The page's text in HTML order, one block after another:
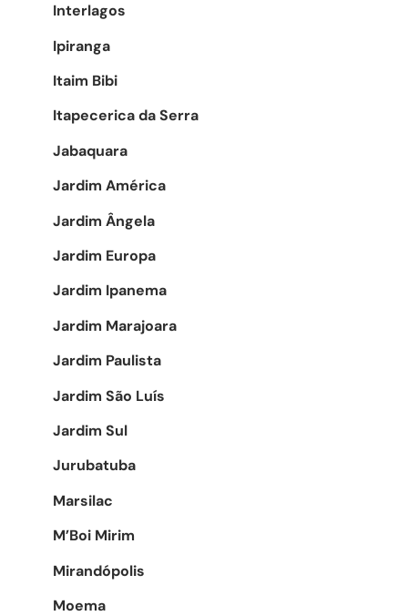
Interlagos
Ipiranga
Itaim Bibi
Itapecerica da Serra
Jabaquara
Jardim América
Jardim Ângela
Jardim Europa
Jardim Ipanema
Jardim Marajoara
Jardim Paulista
Jardim São Luís
Jardim Sul
Jurubatuba
Marsilac
M’Boi Mirim
Mirandópolis
Moema